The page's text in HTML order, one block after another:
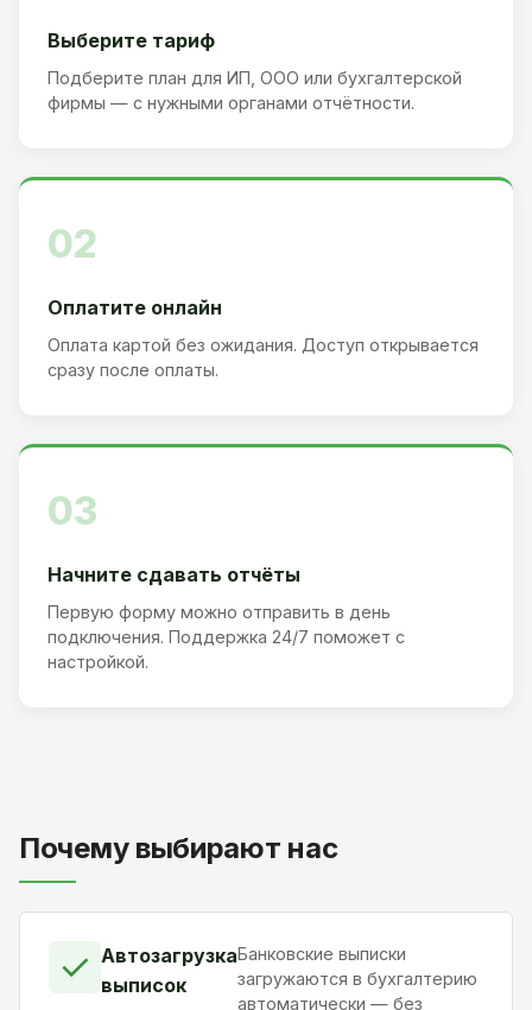
Выберите тариф
Подберите план для ИП, ООО или бухгалтерской
фирмы — с нужными органами отчётности.
02
Оплатите онлайн
Оплата картой без ожидания. Доступ открывается
сразу после оплаты.
03
Начните сдавать отчёты
Первую форму можно отправить в день
подключения. Поддержка 24/7 поможет с
настройкой.
Почему выбирают нас
✓ Автозагрузка
выписок
Банковские выписки
загружаются в бухгалтерию
автоматически — без